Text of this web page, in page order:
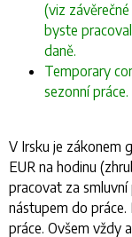
(viz
byste
daně.
Temporary
sezonní práce.
V Irsku je zákonem
EUR na hodinu
pracovat za
nástupem do práce.
práce. Ovšem vždy